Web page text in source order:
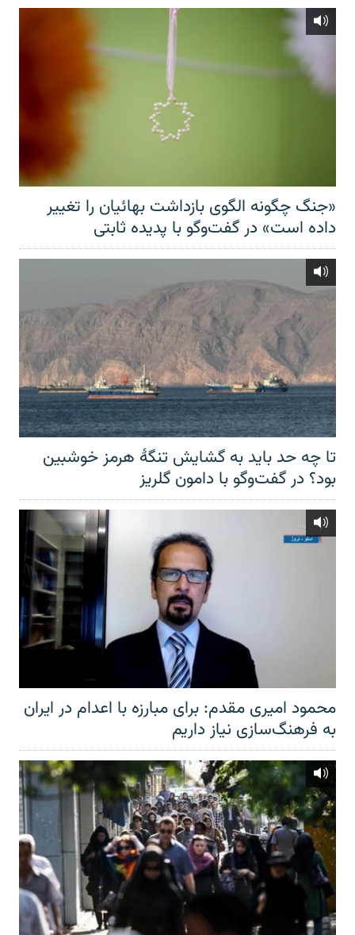
«جنگ چگونه الگوی بازداشت بهائیان را تغییر
داده است» در گفت‌وگو با پدیده ثابتی
تا چه حد باید به گشایش تنگهٔ هرمز خوشبین
بود؟ در گفت‌وگو با دامون گلریز
محمود امیری مقدم: برای مبارزه با اعدام در ایران
به فرهنگ‌سازی نیاز داریم